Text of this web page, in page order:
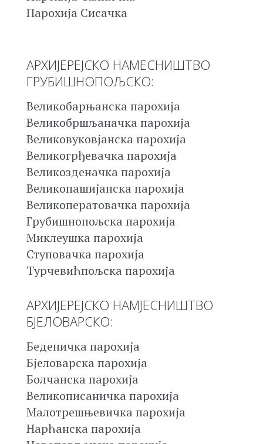
Парохија Сисачка
АРХИЈЕРЕЈСКО НАМЕСНИШТВО
ГРУБИШНОПОЉСКО:
Великобарњанска парохија
Великобршљаначка парохија
Великовуковјанска парохија
Великогрђевачка парохија
Великозденачка парохија
Великопашијанска парохија
Великоператовачка парохија
Грубишнопољска парохија
Миклеушка парохија
Ступовачка парохија
Турчевићпољска парохија
АРХИЈЕРЕЈСКО НАМЈЕСНИШТВО
БЈЕЛОВАРСКО:
Беденичка парохија
Бјеловарска парохија
Болчанска парохија
Великописаничка парохија
Малотрешњевичка парохија
Нарћанска парохија